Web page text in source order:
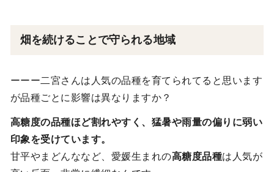
畑を続けることで守られる地域
ーーー二宮さんは人気の品種を育てられてると思います
が品種ごとに影響は異なりますか？
高糖度の品種ほど割れやすく、猛暑や雨量の偏りに弱い
印象を受けています。
甘平やまどんななど、愛媛生まれの高糖度品種は人気が